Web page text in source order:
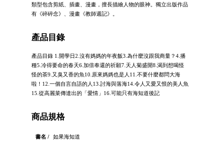
類型包含剪紙、插畫、漫畫，擅長描繪人物的眼神。獨立出版作品
有《碎碎念》、漫畫《教師週記》。
產品目錄
產品目錄 1.開學日2.沒有媽媽的年夜飯3.為什麼沒跟我商量？4.播
種5.冷得要命的春天6.加倍奉還的祈願7.天人菊盛開8.渴到想喝怪
怪的茶9.又臭又香的魚10.原來媽媽也是人11.不要什麼都問大海
啦！12.一個自言自語的人13.討海與落海14.令人又愛又恨的美人魚
15.從高麗菜傳達出的「愛情」16.可能只有海知道後記
商品規格
書名 /
如果海知道